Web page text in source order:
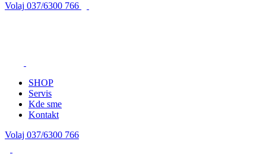
Volaj 037/6300 766
SHOP
Servis
Kde sme
Kontakt
Volaj 037/6300 766